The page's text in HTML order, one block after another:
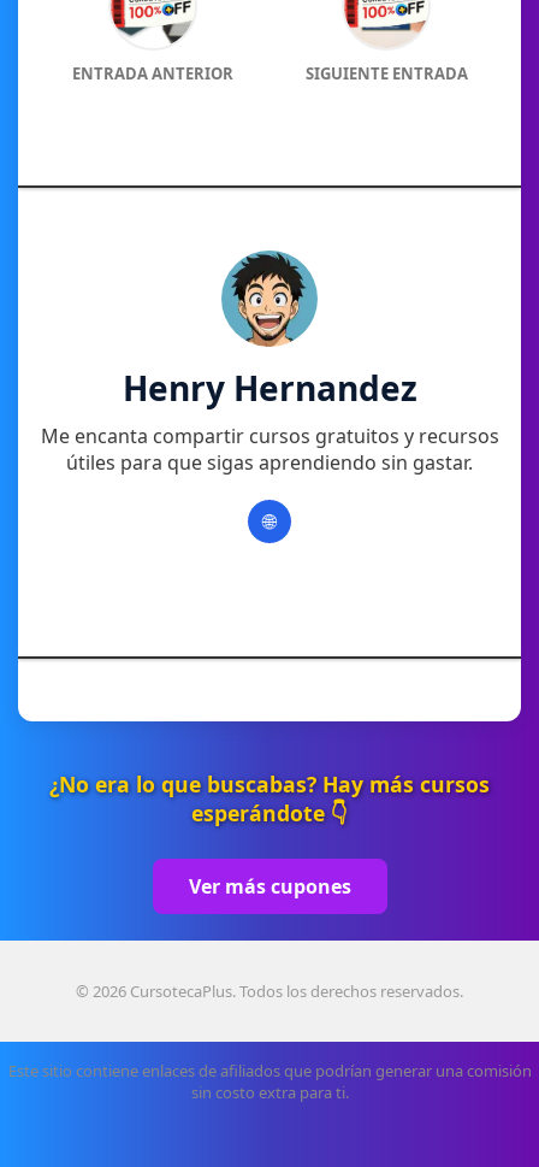
ENTRADA ANTERIOR SIGUIENTE ENTRADA
Henry Hernandez
Me encanta compartir cursos gratuitos y recursos
útiles para que sigas aprendiendo sin gastar.
🌐
¿No era lo que buscabas? Hay más cursos
esperándote 👇
Ver más cupones
© 2026 CursotecaPlus. Todos los derechos reservados.
Este sitio contiene enlaces de afiliados que podrían generar una comisión
sin costo extra para ti.